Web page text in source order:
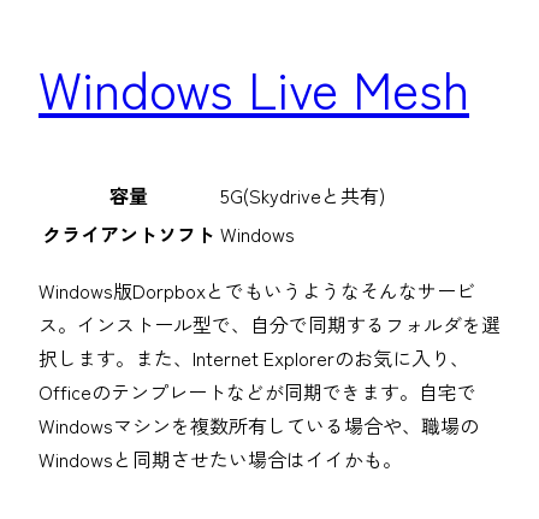
Windows Live Mesh
容量
5G(Skydriveと共有)
クライアントソフト Windows
Windows版Dorpboxとでもいうようなそんなサービ
ス。インストール型で、自分で同期するフォルダを選
択します。また、Internet Explorerのお気に入り、
Officeのテンプレートなどが同期できます。自宅で
Windowsマシンを複数所有している場合や、職場の
Windowsと同期させたい場合はイイかも。